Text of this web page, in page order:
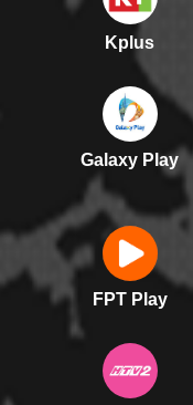
Kplus
Galaxy Play
FPT Play